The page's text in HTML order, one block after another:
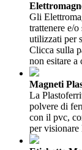
Gli
trattenere e/
utilizzati per
Clicca sulla
non esitare a
Magneti
La
polvere di
con il pvc,
per visionare